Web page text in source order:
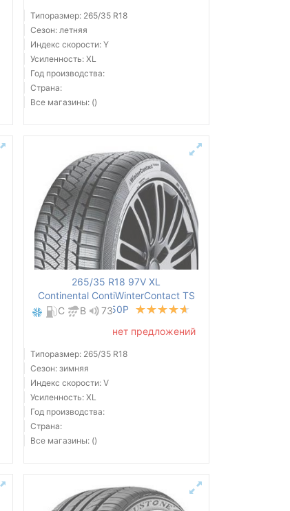
Типоразмер: 265/35 R18
Сезон: летняя
Индекс скорости: Y
Усиленность: XL
Год производства:
Страна:
Все магазины: ()
265/35 R18 97V XL
Continental ContiWinterContact TS
850P
C B
73
нет предложений
Типоразмер: 265/35 R18
Сезон: зимняя
Индекс скорости: V
Усиленность: XL
Год производства:
Страна:
Все магазины: ()